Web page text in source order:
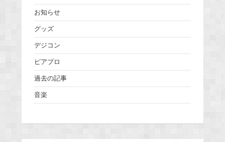
お知らせ
グッズ
デジコン
ピアプロ
過去の記事
音楽